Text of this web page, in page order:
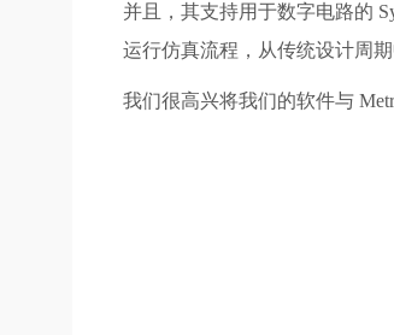
并且，其支持用于数字电路的
运行仿真流程，从传统设计周
我们很高兴将我们的软件与